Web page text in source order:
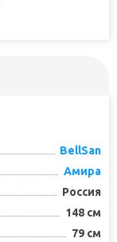
BellSan
Амира
Россия
148 см
79 см